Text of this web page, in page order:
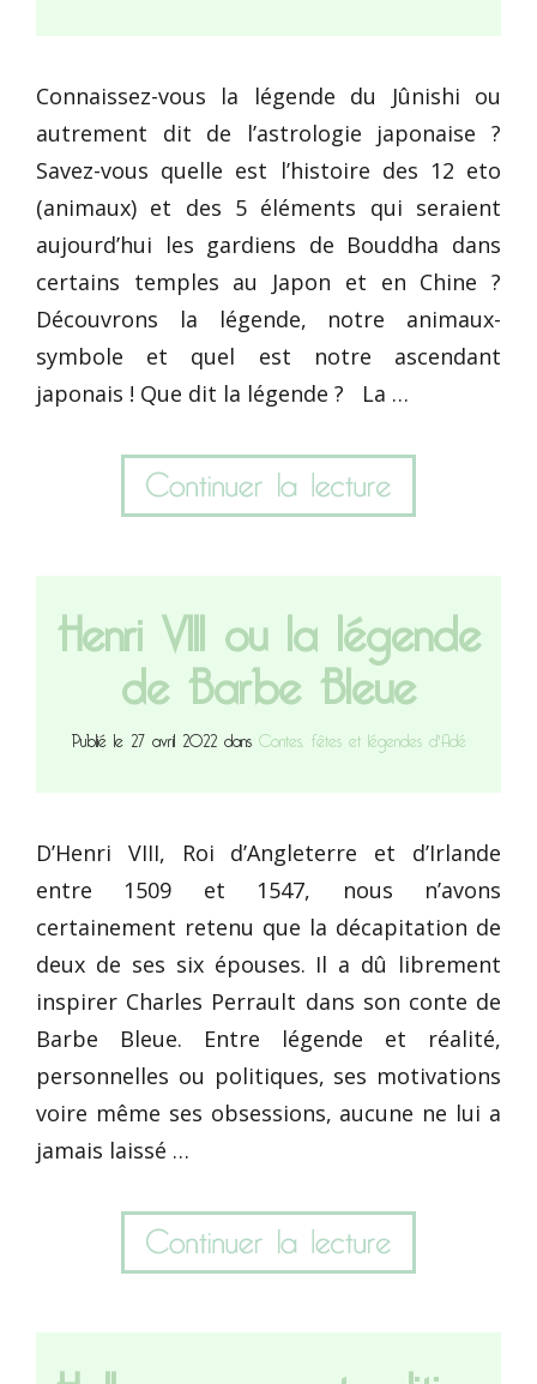
Connaissez-vous la légende du Jûnishi ou
autrement dit de l’astrologie japonaise ?
Savez-vous quelle est l’histoire des 12 eto
(animaux) et des 5 éléments qui seraient
aujourd’hui les gardiens de Bouddha dans
certains temples au Japon et en Chine ?
Découvrons la légende, notre animaux-
symbole et quel est notre ascendant
japonais ! Que dit la légende ? La …
Henri VIII ou la légende
de Barbe Bleue
Publié le 27 avril 2022 dansContes, fêtes et légendes d'Adé
D’Henri VIII, Roi d’Angleterre et d’Irlande
entre 1509 et 1547, nous n’avons
certainement retenu que la décapitation de
deux de ses six épouses. Il a dû librement
inspirer Charles Perrault dans son conte de
Barbe Bleue. Entre légende et réalité,
personnelles ou politiques, ses motivations
voire même ses obsessions, aucune ne lui a
jamais laissé …